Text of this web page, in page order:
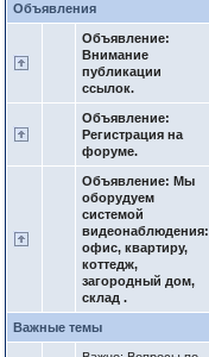
Объявления
Объявление:
Внимание
публикации
ссылок.
Объявление:
Регистрация на
форуме.
Объявление: Мы
оборудуем
системой
видеонаблюдения:
офис, квартиру,
коттедж,
загородный дом,
склад .
Важные темы